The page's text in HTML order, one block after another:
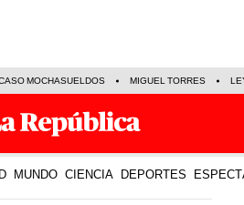
MOCHASUELDOS MIGUEL TORRES
MUNDO CIENCIA DEPORTES